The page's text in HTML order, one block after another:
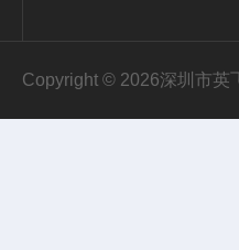
Copyright © 2026深圳市